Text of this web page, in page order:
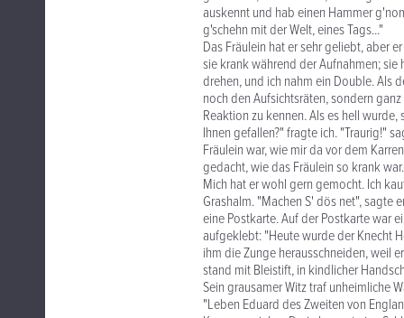
auskennt und hab einen Hammer
g'schehn mit der Welt, eines Tags..."
Das Fräulein hat er sehr geliebt, aber
sie krank während der Aufnahmen;
drehen, und ich nahm ein Double. Als
noch den Aufsichtsräten, sondern
Reaktion zu kennen. Als es hell
Ihnen gefallen?" fragte ich. "Traurig!"
Fräulein war, wie mir da vor dem
gedacht, wie das Fräulein so krank
Mich hat er wohl gern gemocht. Ich
Grashalm. "Machen S' dös net", sagte
eine Postkarte. Auf der Postkarte war
aufgeklebt: "Heute wurde der Knecht
ihm die Zunge herausschneiden, weil
stand mit Bleistift, in kindlicher
Sein grausamer Witz traf unheimliche
"Leben Eduard des Zweiten von